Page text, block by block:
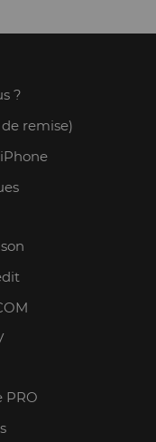
?
remise)
PRO